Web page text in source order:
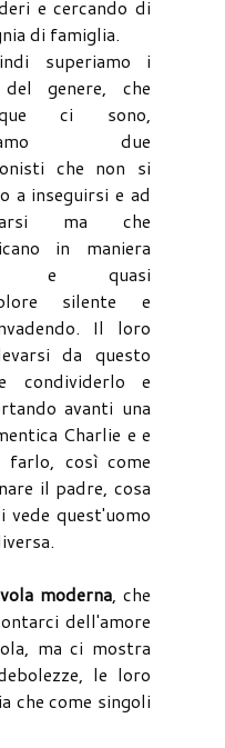
e cercando di
di famiglia.
superiamo i
genere, che
ci sono,
due
che non si
a inseguirsi e ad
ma che
in maniera
e quasi
silente e
Il loro
da questo
condividerlo e
avanti una
Charlie e e
così come
il padre, cosa
vede quest'uomo
moderna, che
dell'amore
ma ci mostra
le loro
che come singoli